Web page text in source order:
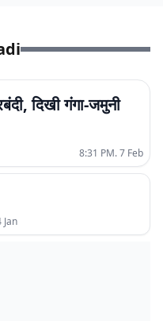
दिखी गंगा-जमुनी
8:31 PM. 7 Feb
Jan